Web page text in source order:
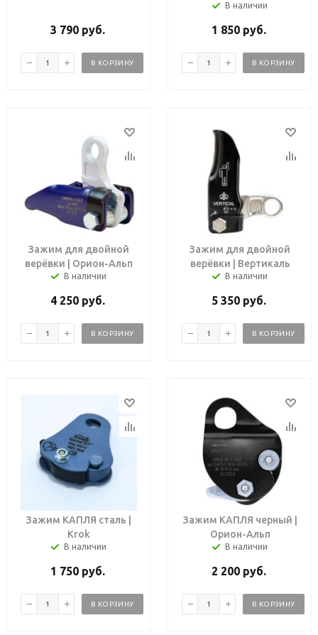
3 790руб.
В КОРЗИНУ
В наличии
1 850руб.
В КОРЗИНУ
Зажим для двойной
верёвки | Орион-Альп
В наличии
4 250руб.
В КОРЗИНУ
Зажим для двойной
верёвки | Вертикаль
В наличии
5 350руб.
В КОРЗИНУ
Зажим КАПЛЯ сталь |
Krok
В наличии
1 750руб.
В КОРЗИНУ
Зажим КАПЛЯ черный |
Орион-Альп
В наличии
2 200руб.
В КОРЗИНУ